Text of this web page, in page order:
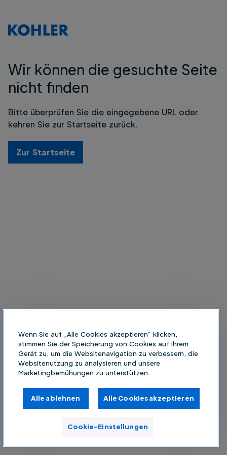
Wir können die gesuchte Seite
nicht finden
Bitte überprüfen Sie die eingegebene URL oder
kehren Sie zur Startseite zurück.
Zur Startseite
Wenn Sie auf „Alle Cookies akzeptieren“ klicken,
stimmen Sie der Speicherung von Cookies auf Ihrem
Gerät zu, um die Websitenavigation zu verbessern, die
Websitenutzung zu analysieren und unsere
Marketingbemühungen zu unterstützen.
Alle ablehnen Alle Cookies akzeptieren
Cookie-Einstellungen